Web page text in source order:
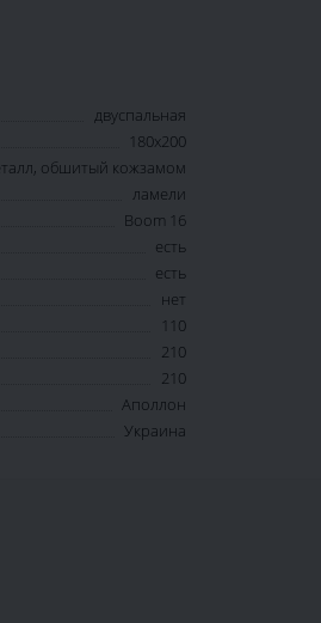
двуспальная
180х200
обшитый кожзамом
ламели
Boom 16
есть
есть
нет
110
210
210
Аполлон
Украина